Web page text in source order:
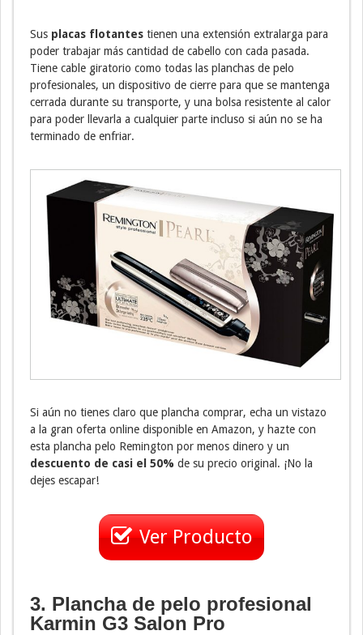
Sus placas flotantes tienen una extensión extralarga para
poder trabajar más cantidad de cabello con cada pasada.
Tiene cable giratorio como todas las planchas de pelo
profesionales, un dispositivo de cierre para que se mantenga
cerrada durante su transporte, y una bolsa resistente al calor
para poder llevarla a cualquier parte incluso si aún no se ha
terminado de enfriar.
Si aún no tienes claro que plancha comprar, echa un vistazo
a la gran oferta online disponible en Amazon, y hazte con
esta plancha pelo Remington por menos dinero y un
descuento de casi el 50% de su precio original. ¡No la
dejes escapar!
Ver Producto
3. Plancha de pelo profesional
Karmin G3 Salon Pro